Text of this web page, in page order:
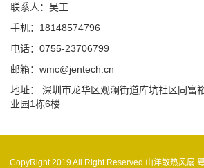
联系人：吴工
手机：18148574796
电话：0755-23706799
邮箱：wmc@jentech.cn
地址： 深圳市龙华区观澜街道库坑社区同富
业园1栋6楼
CopyRight 2019 All Right Reserved 山洋散热风扇